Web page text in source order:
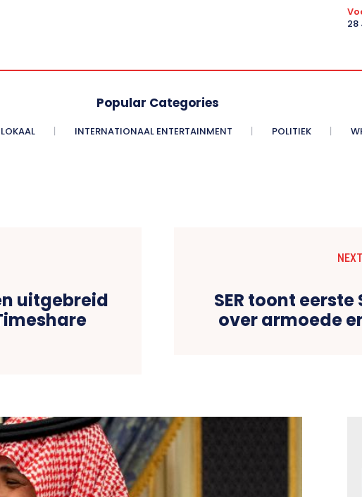
28
Popular Categories
LOKAAL INTERNATIONAAL ENTERTAINMENT POLITIEK
uitgebreid
SER toont
over armoede